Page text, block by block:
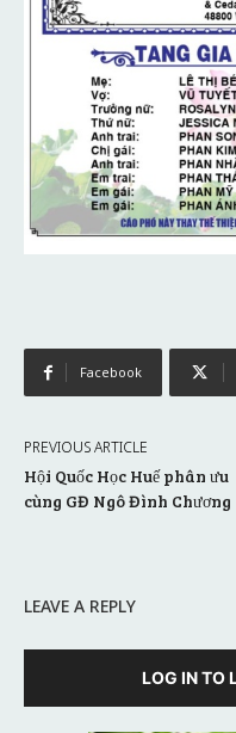
Facebook
PREVIOUS ARTICLE
Hội Quốc Học Huế phân ưu
cùng GĐ Ngô Đình Chương
LEAVE A REPLY
LOG IN TO